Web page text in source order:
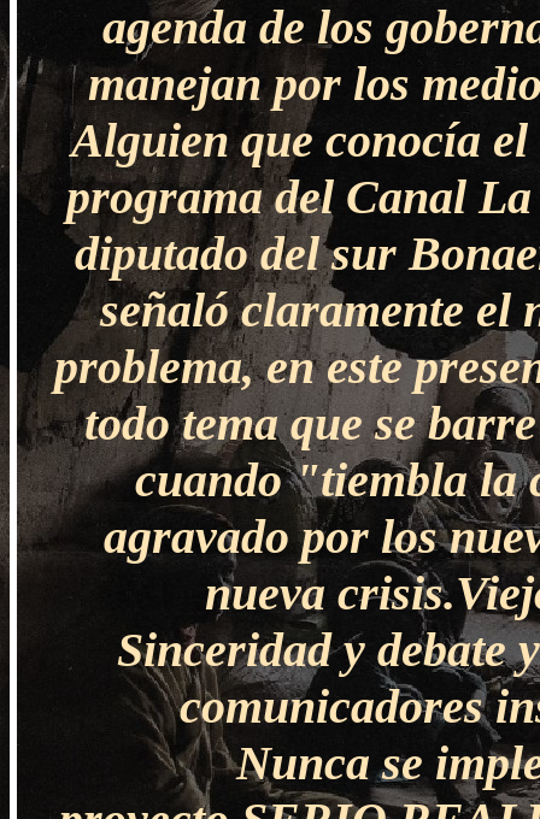
agenda de los
manejan por los
Alguien que conocía
programa del Canal
diputado del sur
señaló claramente el
problema, en este
todo tema que se
cuando "tiembla la
agravado por los
nueva
Sinceridad y
comunicadores
Nunca se